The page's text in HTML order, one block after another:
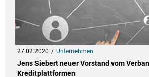
27.02.2020 Unternehmen
Jens Siebert neuer Vorstand vom
Kreditplattformen